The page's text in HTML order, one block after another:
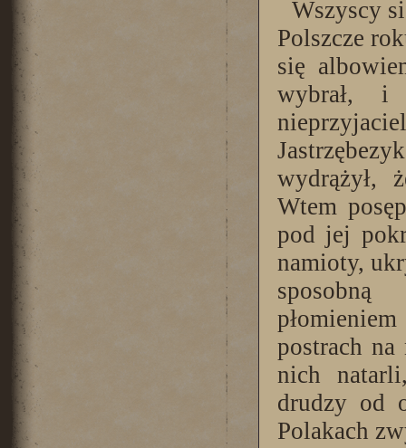
Wszyscy si
Polszcze
się
wybrał,
wydrążył,
Wtem
pod jej
namioty,
postrach
nich
drudzy od
Polakach